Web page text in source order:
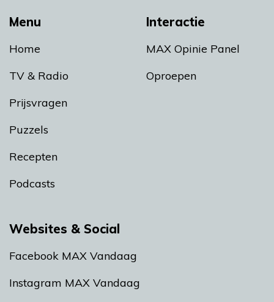
Menu
Home
TV & Radio
Prijsvragen
Puzzels
Recepten
Podcasts
Interactie
MAX Opinie Panel
Oproepen
Websites & Social
Facebook MAX Vandaag
Instagram MAX Vandaag